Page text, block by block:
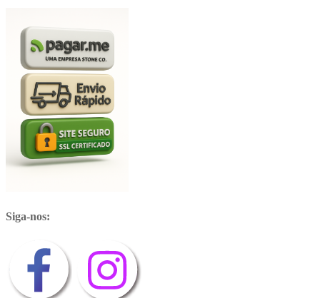
Siga-nos: